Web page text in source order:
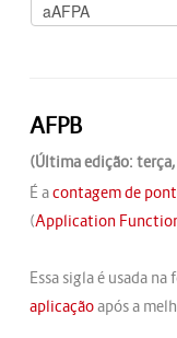
AFPB
(Última edição:
É acontagem de
(Application
Essa sigla é usada
aplicaçãoapós a